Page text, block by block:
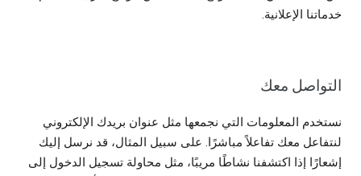
خدماتنا الإعلانية.
التواصل معك
نستخدم المعلومات التي نجمعها مثل عنوان بريدك الإلكتروني
لنتفاعل معك تفاعلاً مباشرًا. على سبيل المثال، قد نرسل إليك
إشعارًا إذا اكتشفنا نشاطًا مريبًا، مثل محاولة تسجيل الدخول إلى